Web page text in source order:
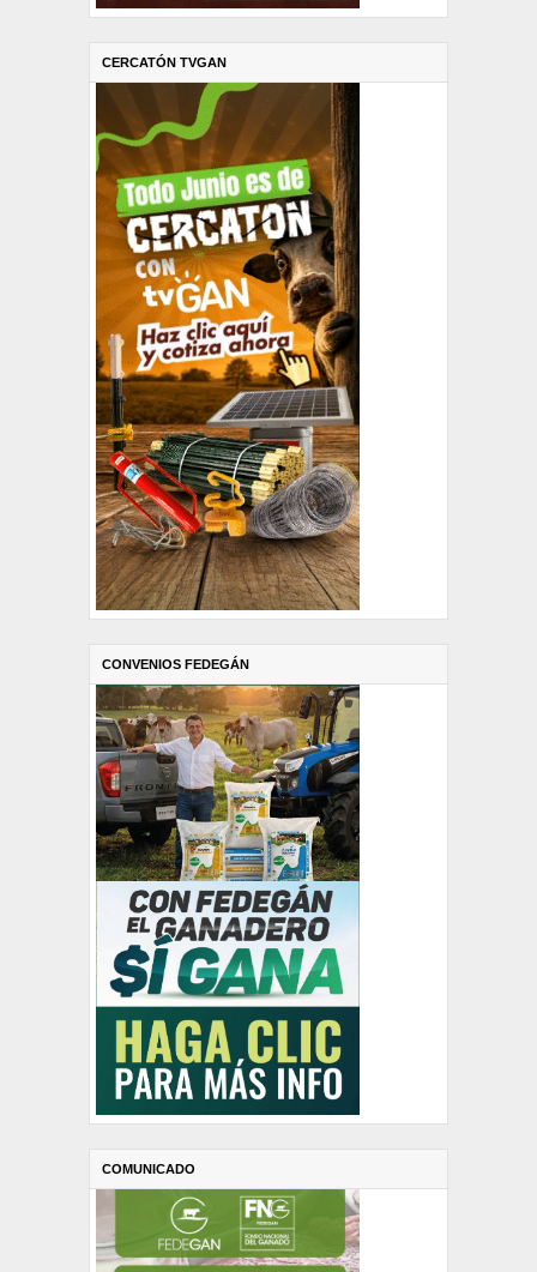
CERCATÓN TVGAN
CONVENIOS FEDEGÁN
COMUNICADO